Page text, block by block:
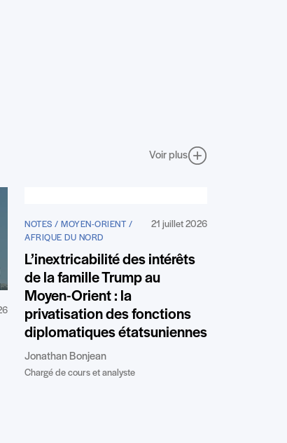
Voir plus
NOTES / MOYEN-ORIENT /
AFRIQUE DU NORD
21 juillet 2026
L’inextricabilité des intérêts
de la famille Trump au
Moyen-Orient : la
privatisation des fonctions
diplomatiques étatsuniennes
Jonathan Bonjean
Chargé de cours et analyste